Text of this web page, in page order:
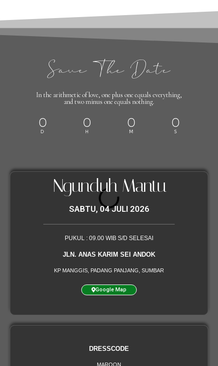
Save The Date
In the arithmetic of love, one plus one equals everything,
and two minus one equals nothing.
0
D
0
H
0
M
0
S
Ngunduh Mantu
SABTU, 04 JULI 2026
PUKUL : 09.00 WIB S/D SELESAI
JLN. ANAS KARIM SEI ANDOK
KP MANGGIS, PADANG PANJANG, SUMBAR
Google Map
DRESSCODE
MAROON